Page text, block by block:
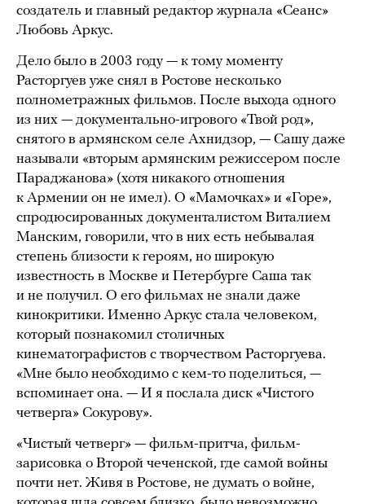
создатель и главный редактор журнала «Сеанс»
Любовь Аркус.
Дело было в 2003 году — к тому моменту
Расторгуев уже снял в Ростове несколько
полнометражных фильмов. После выхода одного
из них — документально-игрового «Твой род»,
снятого в армянском селе Ахнидзор, — Сашу даже
называли «вторым армянским режиссером после
Параджанова» (хотя никакого отношения
к Армении он не имел). О «Мамочках» и «Горе»,
спродюсированных документалистом Виталием
Манским, говорили, что в них есть небывалая
степень близости к героям, но широкую
известность в Москве и Петербурге Саша так
и не получил. О его фильмах не знали даже
кинокритики. Именно Аркус стала человеком,
который познакомил столичных
кинематографистов с творчеством Расторгуева.
«Мне было необходимо с кем-то поделиться, —
вспоминает она. — И я послала диск «Чистого
четверга» Сокурову».
«Чистый четверг» — фильм-притча, фильм-
зарисовка о Второй чеченской, где самой войны
почти нет. Живя в Ростове, не думать о войне,